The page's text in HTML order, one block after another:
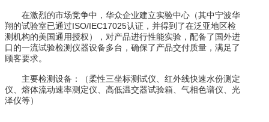
在激烈的市场竞争中，华众企业建立实验中心（其中宁波华
翔的试验室已通过ISO/IEC17025认证，并得到了在泛亚地区检
测机构的美国通用授权），对产品进行性能实验，配备了国外进
口的一流试验检测仪器设备多台，确保了产品交付质量，满足了
顾客要求。
主要检测设备：（柔性三坐标测试仪、红外线快速水份测定
仪、熔体流动速率测定仪、高低温交器试验箱、气相色谱仪、光
泽仪等）